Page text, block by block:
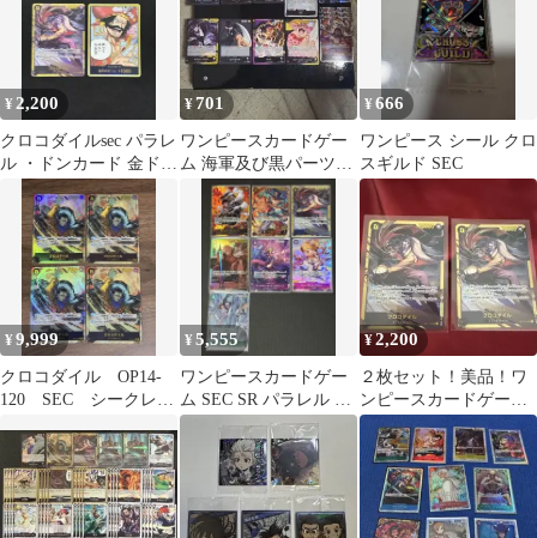
¥ 2,200
クロコダイルsec パラレ
ル ・ドンカード 金ドン
スーパーパラレル 合
計2枚
¥701
ワンピースカードゲー
ム 海軍及び黒パーツセ
ット61枚
¥666
ワンピース シール クロ
スギルド SEC
¥9,999
クロコダイル OP14-
120 SEC シークレッ
¥5,555
ワンピースカードゲー
ム SEC SR パラレル ま
とめ売り
¥2,200
２枚セット！美品！ワ
ンピースカードゲーム
クロコダイル OP04-120
SEC